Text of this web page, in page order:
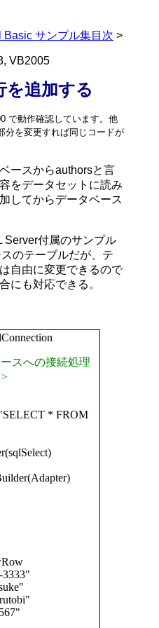
Basic サンプル集目次 >
VB2005
を追加する
で動作確認しています。他
分を変更すれば同じコードが
ースからauthorsと言
をデータセットに読み
してからデータベース
Server付属のサンプル
のテーブルだが、テ
自由に変更できるので
にも対応できる。
スへの接続処理
* FROM